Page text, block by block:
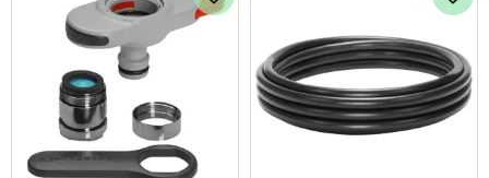
Lägg till i favoriter